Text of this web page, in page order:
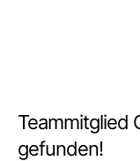
Teammitglied
gefunden!